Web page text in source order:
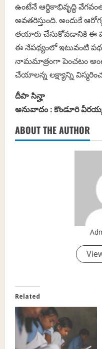
ఉంటేనే ఆర్థికాభివృద్ధి
అవతరిస్తుంది. అందుకే
తయారు చేసుకోవడానికి ఈ
ఈ నేపథ్యంలో ఇటువంటి
నామమాత్రంగా పెంచటం
చేయాలన్న లక్ష్యాన్ని
దీపా సిన్హా
అనువాదం : కొండూరి
ABOUT THE AUTHOR
Related